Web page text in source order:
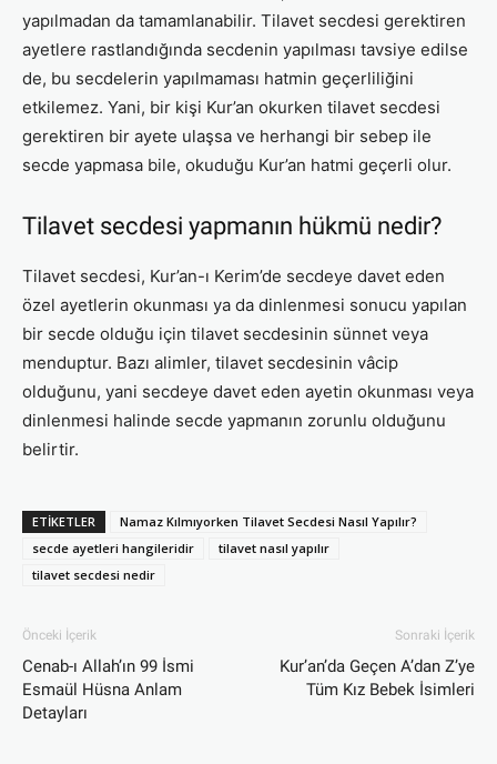
yapılmadan da tamamlanabilir. Tilavet secdesi gerektiren
ayetlere rastlandığında secdenin yapılması tavsiye edilse
de, bu secdelerin yapılmaması hatmin geçerliliğini
etkilemez. Yani, bir kişi Kur’an okurken tilavet secdesi
gerektiren bir ayete ulaşsa ve herhangi bir sebep ile
secde yapmasa bile, okuduğu Kur’an hatmi geçerli olur.
Tilavet secdesi yapmanın hükmü nedir?
Tilavet secdesi, Kur’an-ı Kerim’de secdeye davet eden
özel ayetlerin okunması ya da dinlenmesi sonucu yapılan
bir secde olduğu için tilavet secdesinin sünnet veya
menduptur. Bazı alimler, tilavet secdesinin vâcip
olduğunu, yani secdeye davet eden ayetin okunması veya
dinlenmesi halinde secde yapmanın zorunlu olduğunu
belirtir.
ETIKETLER
Namaz Kılmıyorken Tilavet Secdesi Nasıl Yapılır?
secde ayetleri hangileridir
tilavet nasıl yapılır
tilavet secdesi nedir
Önceki İçerik
Cenab-ı Allah’ın 99 İsmi
Esmaül Hüsna Anlam
Detayları
Sonraki İçerik
Kur’an’da Geçen A’dan Z’ye
Tüm Kız Bebek İsimleri